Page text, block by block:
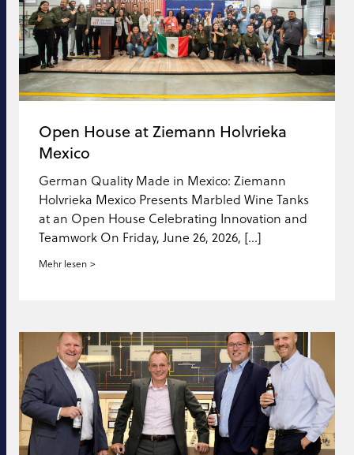
Open House at Ziemann Holvrieka
Mexico
German Quality Made in Mexico: Ziemann
Holvrieka Mexico Presents Marbled Wine Tanks
at an Open House Celebrating Innovation and
Teamwork On Friday, June 26, 2026, […]
Mehr lesen